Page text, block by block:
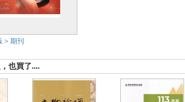
> 期刊
也買了....